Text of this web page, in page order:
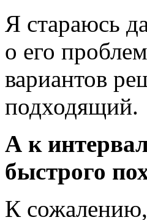
Я стараюсь
о его
вариантов
подходящий.
А к
быстрого
К сожалению,